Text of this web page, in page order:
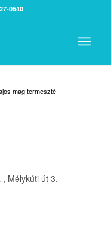
0540
mag termeszté
Mélykúti út 3.